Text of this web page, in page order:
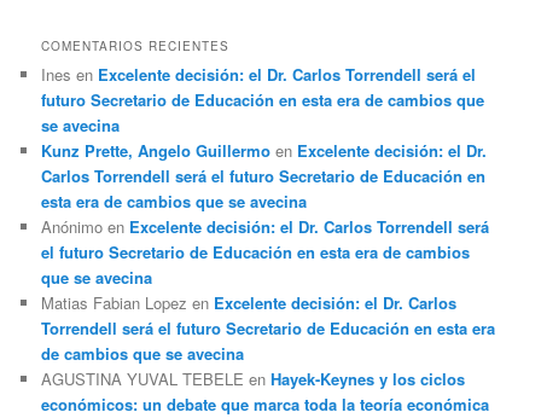
COMENTARIOS RECIENTES
Ines en Excelente decisión: el Dr. Carlos Torrendell será el
futuro Secretario de Educación en esta era de cambios que
se avecina
Kunz Prette, Angelo Guillermo en Excelente decisión: el Dr.
Carlos Torrendell será el futuro Secretario de Educación en
esta era de cambios que se avecina
Anónimo en Excelente decisión: el Dr. Carlos Torrendell será
el futuro Secretario de Educación en esta era de cambios
que se avecina
Matias Fabian Lopez en Excelente decisión: el Dr. Carlos
Torrendell será el futuro Secretario de Educación en esta era
de cambios que se avecina
AGUSTINA YUVAL TEBELE enHayek-Keynes y los ciclos
económicos: un debate que marca toda la teoría económica